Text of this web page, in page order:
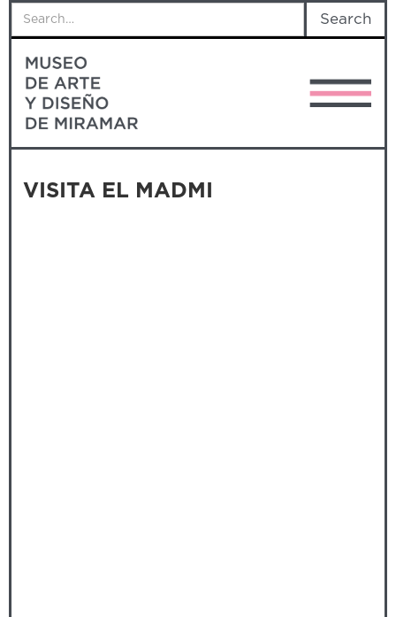
VISITA EL MADMI